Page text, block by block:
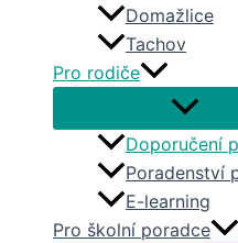
Domažlice
Tachov
Pro rodiče
Doporučení
Poradenství
E-learning
Pro školní poradce